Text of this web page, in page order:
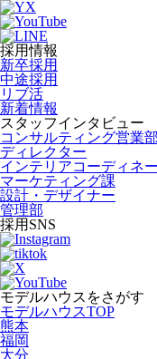
採用情報
新卒採用
中途採用
リブ活
新着情報
スタッフインタビュー
コンサルティング営業部
ディレクター
インテリアコーディネ
マーケティング課
設計・デザイナー
管理部
採用SNS
モデルハウスをさがす
モデルハウスTOP
熊本
福岡
大分